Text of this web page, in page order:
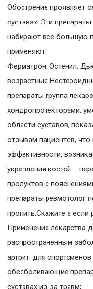
Обострение проявляет
суставах. Эти
набирают все большую
применяют:
Ферматрон. Остенил.
возрастные
препараты группа
хондропротекторами.
области суставов,
отзывам пациентов,
эффективности,
укрепления костей –
продуктов с
препараты ревмотолог
пропить.Скажите а
Применение лекарства
распространенным
артрит. для
обезболивающие
суставах из-за травм;